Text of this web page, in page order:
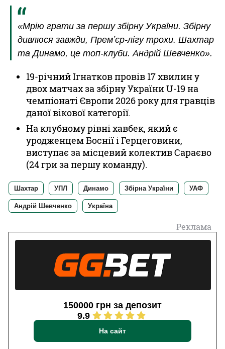
«Мрію грати за першу збірну України. Збірну
дивлюся завжди, Премʼєр-лігу трохи. Шахтар
та Динамо, це топ-клуби. Андрій Шевченко».
19-річний Ігнатков провів 17 хвилин у
двох матчах за збірну України U-19 на
чемпіонаті Європи 2026 року для гравців
даної вікової категорії.
На клубному рівні хавбек, який є
уродженцем Боснії і Герцеговини,
виступає за місцевий колектив Сараєво
(24 гри за першу команду).
Шахтар УПЛ Динамо Збірна України УАФ
Андрій Шевченко Україна
Реклама
150000 грн за депозит
9.9
На сайт